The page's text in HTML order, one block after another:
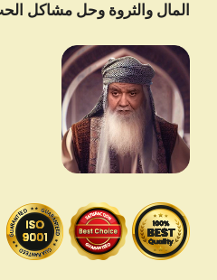
المال والثروة وحل مشاكل